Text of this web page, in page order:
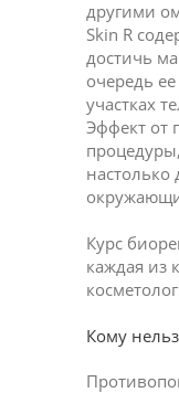
другими
Skin R
достичь
очередь
участках
Эффект от
настолько
Курс
каждая из
Кому